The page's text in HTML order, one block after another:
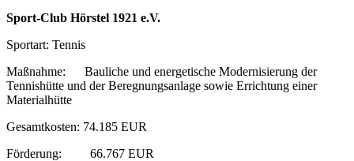
Sport-Club Hörstel 1921 e.V.
Sportart: Tennis
Maßnahme: Bauliche und energetische Modernisierung der
Tennishütte und der Beregnungsanlage sowie Errichtung einer
Materialhütte
Gesamtkosten: 74.185 EUR
Förderung: 66.767 EUR